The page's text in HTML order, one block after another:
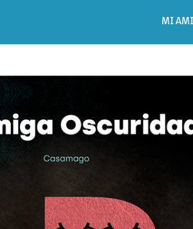
MIAMI